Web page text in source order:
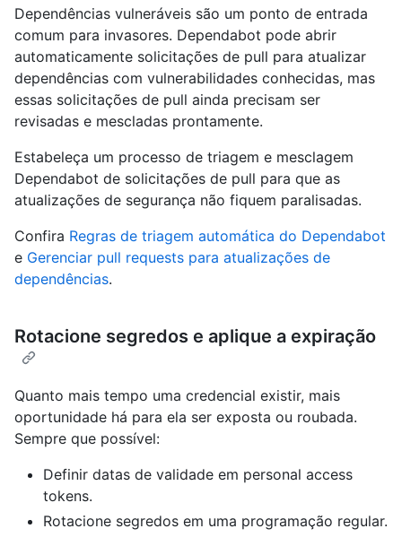
Dependências vulneráveis são um ponto de entrada
comum para invasores. Dependabot pode abrir
automaticamente solicitações de pull para atualizar
dependências com vulnerabilidades conhecidas, mas
essas solicitações de pull ainda precisam ser
revisadas e mescladas prontamente.
Estabeleça um processo de triagem e mesclagem
Dependabot de solicitações de pull para que as
atualizações de segurança não fiquem paralisadas.
Confira Regras de triagem automática do Dependabot
e Gerenciar pull requests para atualizações de
dependências.
Rotacione segredos e aplique a expiração
Quanto mais tempo uma credencial existir, mais
oportunidade há para ela ser exposta ou roubada.
Sempre que possível:
Definir datas de validade em personal access
tokens.
Rotacione segredos em uma programação regular.